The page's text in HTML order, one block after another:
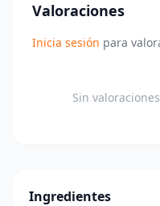
Valoraciones
Inicia sesión para
Sin
Ingredientes